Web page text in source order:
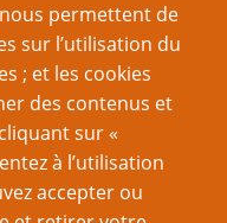
permettent de
sur l’utilisation du
; et les cookies
des contenus et
sur «
à l’utilisation
accepter ou
››
PTGPTB de